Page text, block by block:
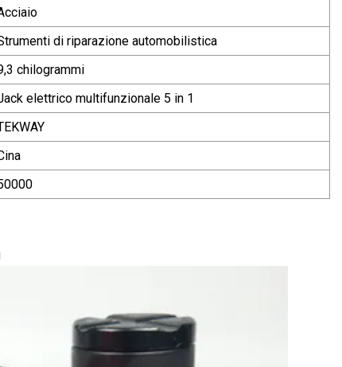
di riparazione automobilistica
chilogrammi
elettrico multifunzionale 5 in 1